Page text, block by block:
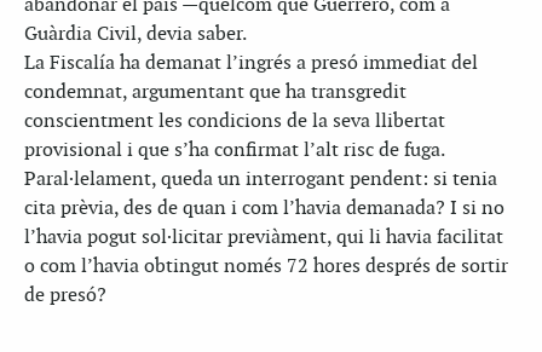
abandonar el país —quelcom que Guerrero, com a
Guàrdia Civil, devia saber.
La Fiscalía ha demanat l’ingrés a presó immediat del
condemnat, argumentant que ha transgredit
conscientment les condicions de la seva llibertat
provisional i que s’ha confirmat l’alt risc de fuga.
Paral·lelament, queda un interrogant pendent: si tenia
cita prèvia, des de quan i com l’havia demanada? I si no
l’havia pogut sol·licitar previàment, qui li havia facilitat
o com l’havia obtingut només 72 hores després de sortir
de presó?